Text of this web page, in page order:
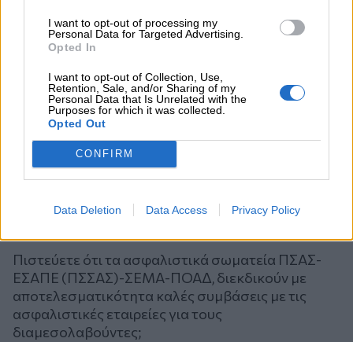
I want to opt-out of processing my
Personal Data for Targeted Advertising.
Opted In
I want to opt-out of Collection, Use,
Retention, Sale, and/or Sharing of my
Personal Data that Is Unrelated with the
Purposes for which it was collected.
Opted Out
CONFIRM
Data Deletion Data Access Privacy Policy
Ψηφοφορία
Πιστεύετε ότι τα ασφαλιστικά σωματεία ΠΣΑΣ-
ΕΣΑΠΕ (ΠΣΣΑΣ)-ΣΕΜΑ-ΠΟΑΔ, διεκδικούν με
αποτελεσματικότητα καλές συμβάσεις με τις
ασφαλιστικές εταιρείες για τους
διαμεσολαβούντες;